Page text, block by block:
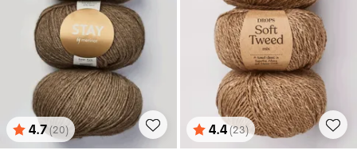
Betyg:
4.7(20)
utav 5 stjärnor Betyg:
4.4(23)
utav 5 stjärnor